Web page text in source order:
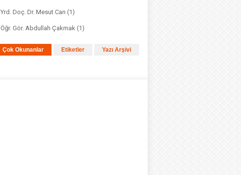
Yrd. Doç. Dr. Mesut Can (1)
Öğr. Gör. Abdullah Çakmak (1)
Çok Okunanlar Etiketler Yazı Arşivi